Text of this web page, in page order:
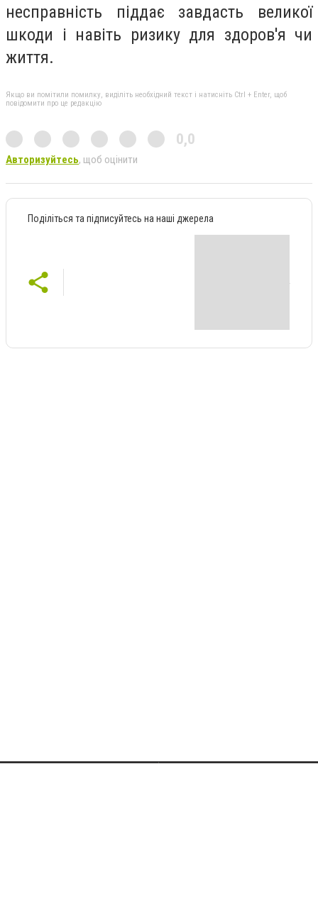
несправність піддає завдасть великої
шкоди і навіть ризику для здоров'я чи
життя.
Якщо ви помітили помилку, виділіть необхідний текст і натисніть Ctrl + Enter, щоб
повідомити про це редакцію
0,0
Авторизуйтесь, щоб оцінити
Поділіться та підписуйтесь на наші джерела